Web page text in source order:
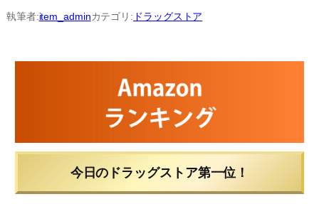
内
容
執筆者:item_adminカテゴリ: ドラッグストア
今日のドラッグストア第一位！